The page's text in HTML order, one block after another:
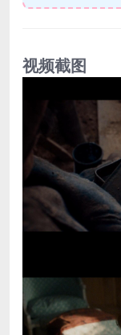
视频截图